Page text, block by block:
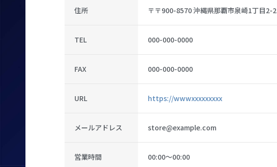
住所 〒〒900-8570 沖縄県那覇市泉崎1丁目2-2
TEL 000-000-0000
FAX 000-000-0000
URL https://wwwxxxxxxxxx
メールアドレス store@example.com
営業時間 00:00〜00:00